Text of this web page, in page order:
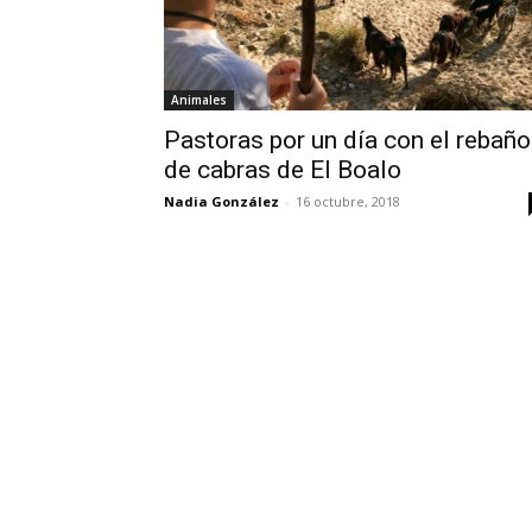
Animales
Pastoras por un día con el rebaño
de cabras de El Boalo
Nadia González - 16 octubre, 2018